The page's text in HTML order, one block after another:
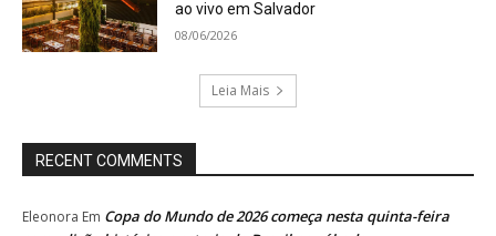
ao vivo em Salvador
08/06/2026
Leia Mais
RECENT COMMENTS
Eleonora Em Copa do Mundo de 2026 começa nesta quinta-feira